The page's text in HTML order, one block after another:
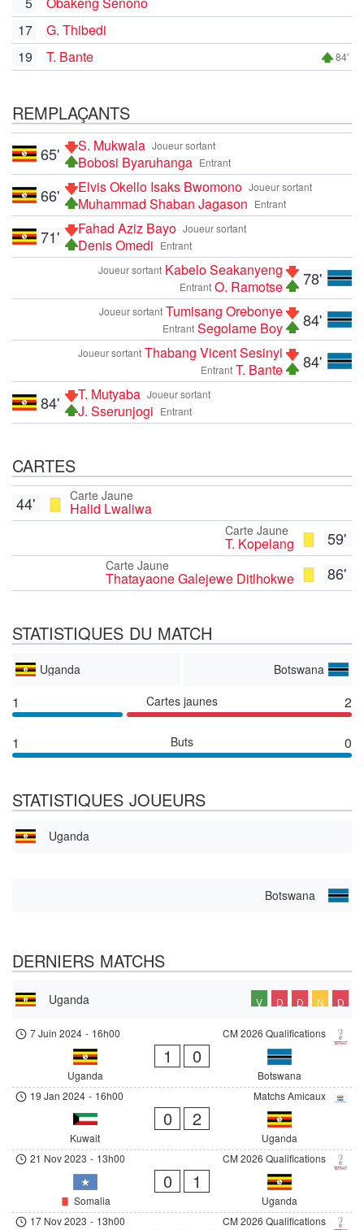
17
G. Thibedi
19
T. Bante 84'
REMPLAÇANTS
Joueur sortant
S. Mukwala
Entrant
Bobosi Byaruhanga
65'
Joueur sortant
Elvis Okello Isaks Bwomono
Entrant
Muhammad Shaban Jagason
66'
Joueur sortant
Fahad Aziz Bayo
Entrant
Denis Omedi
71'
78'
Joueur sortant Kabelo Seakanyeng
Entrant O. Ramotse
84'
Joueur sortant Tumisang Orebonye
Entrant Segolame Boy
84'
Joueur sortant Thabang Vicent Sesinyi
Entrant T. Bante
Joueur sortant
T. Mutyaba
Entrant
J. Sserunjogi
84'
CARTES
Carte Jaune
Halid Lwaliwa
44'
59'
Carte Jaune
T. Kopelang
86'
Carte Jaune
Thatayaone Galejewe Ditlhokwe
STATISTIQUES DU MATCH
Uganda Botswana
1 Cartes jaunes 2
1 Buts 0
STATISTIQUES JOUEURS
Uganda
Botswana
DERNIERS MATCHS
Uganda V D D N D
CM 2026 Qualifications
7 Juin 2024 - 16h00
Uganda
1 0
Botswana
Matchs Amicaux
19 Jan 2024 - 16h00
Kuwait
0 2
Uganda
CM 2026 Qualifications
21 Nov 2023 - 13h00
Somalia
0 1
Uganda
CM 2026 Qualifications
17 Nov 2023 - 13h00